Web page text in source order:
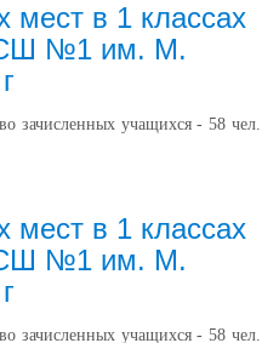
мест в 1 классах
№1 им. М.
зачисленных учащихся - 58 чел.
мест в 1 классах
№1 им. М.
зачисленных учащихся - 58 чел.